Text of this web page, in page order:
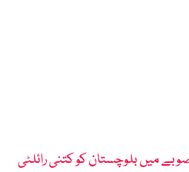
میں بلوچستان کو کتنی رائلٹی